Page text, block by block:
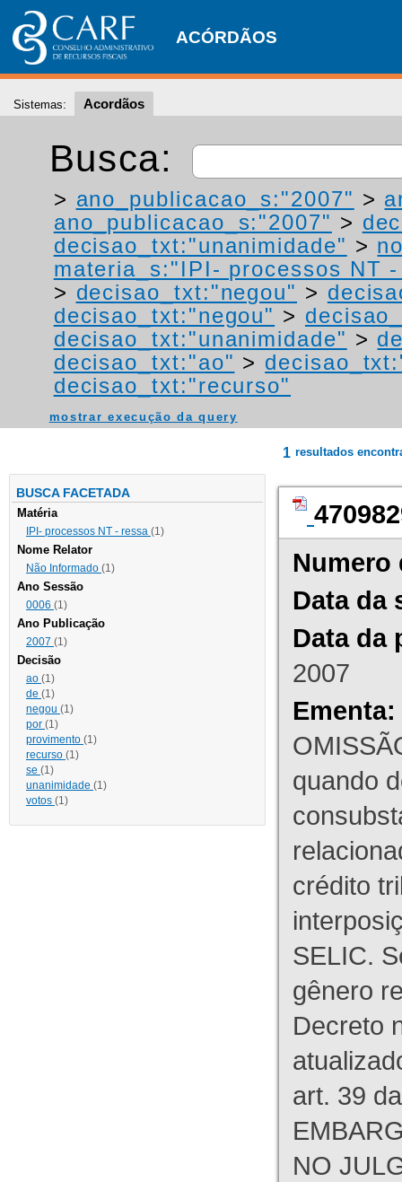
ACÓRDÃOS
Sistemas: Acordãos
Busca:
> ano_publicacao_s:"2007" >
ano_publicacao_s:"2007" >
decisao_txt:"unanimidade" >
materia_s:"IPI- processos NT
> decisao_txt:"negou" >
decisao_txt:"negou" >
decisao_txt:"unanimidade" >
decisao_txt:"ao" >
decisao_txt:"recurso"
mostrar execução da query
BUSCA FACETADA
Matéria
IPI- processos NT - ressa (1)
Nome Relator
Não Informado (1)
Ano Sessão
0006 (1)
Ano Publicação
2007 (1)
Decisão
ao (1)
de (1)
negou (1)
por (1)
provimento (1)
recurso (1)
se (1)
unanimidade (1)
votos (1)
1 resultados
Numero
Data da
Data da
2007
Ementa:
quando
crédito
SELIC.
gênero
Decreto
art. 39
NO